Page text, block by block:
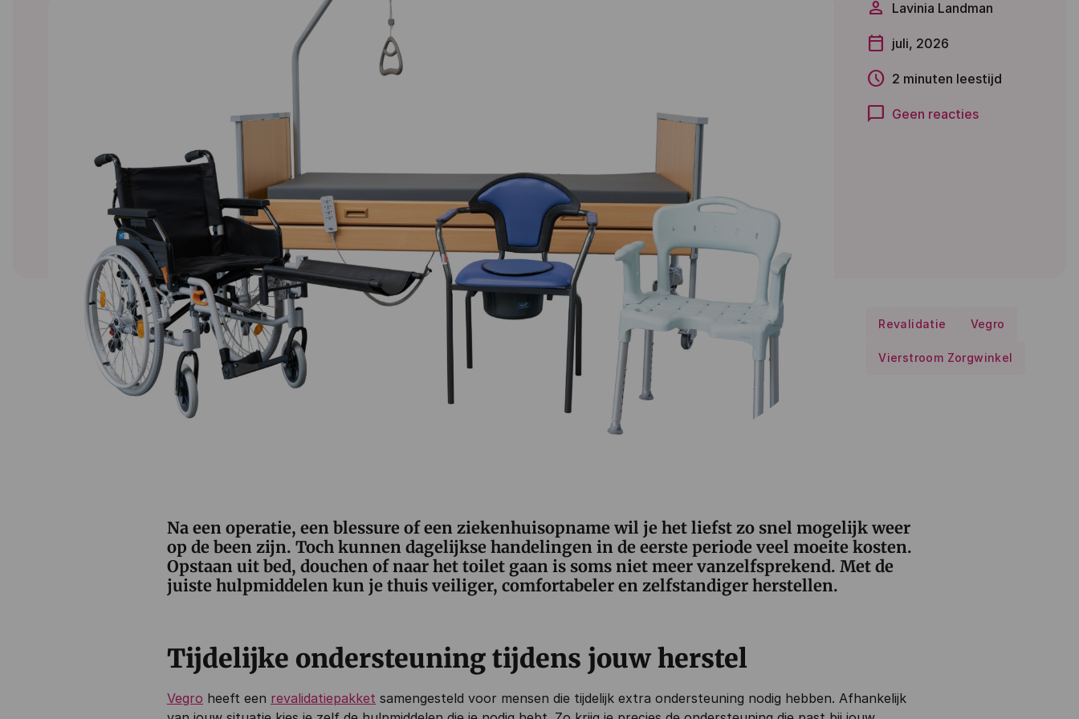
person Lavinia Landman
calendar_today juli, 2026
schedule 2 minuten leestijd
chat_bubble Geen reacties
Revalidatie Vegro
Vierstroom Zorgwinkel
Na een operatie, een blessure of een ziekenhuisopname wil je het liefst zo snel mogelijk weer
op de been zijn. Toch kunnen dagelijkse handelingen in de eerste periode veel moeite kosten.
Opstaan uit bed, douchen of naar het toilet gaan is soms niet meer vanzelfsprekend. Met de
juiste hulpmiddelen kun je thuis veiliger, comfortabeler en zelfstandiger herstellen.
Tijdelijke ondersteuning tijdens jouw herstel
Vegro heeft een revalidatiepakket samengesteld voor mensen die tijdelijk extra ondersteuning nodig hebben. Afhankelijk